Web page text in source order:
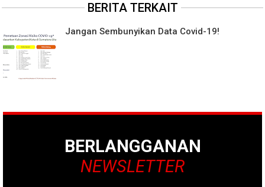
BERITA TERKAIT
Jangan Sembunyikan Data Covid-19!
BERLANGGANAN
NEWSLETTER